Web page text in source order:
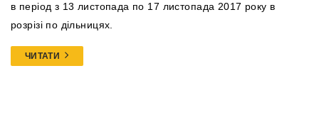
в період з 13 листопада по 17 листопада 2017 року в
розрізі по дільницях.
ЧИТАТИ